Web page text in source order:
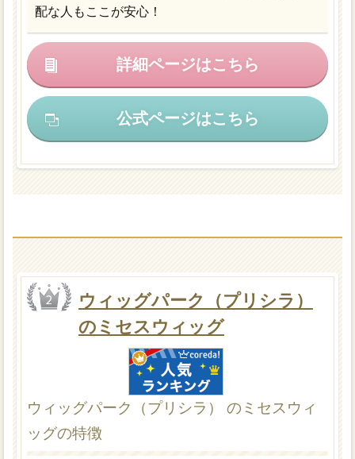
配な人もここが安心！
詳細ページはこちら
公式ページはこちら
ウィッグパーク（プリシラ）
のミセスウィッグ
ウィッグパーク（プリシラ） のミセスウィ
ッグの特徴